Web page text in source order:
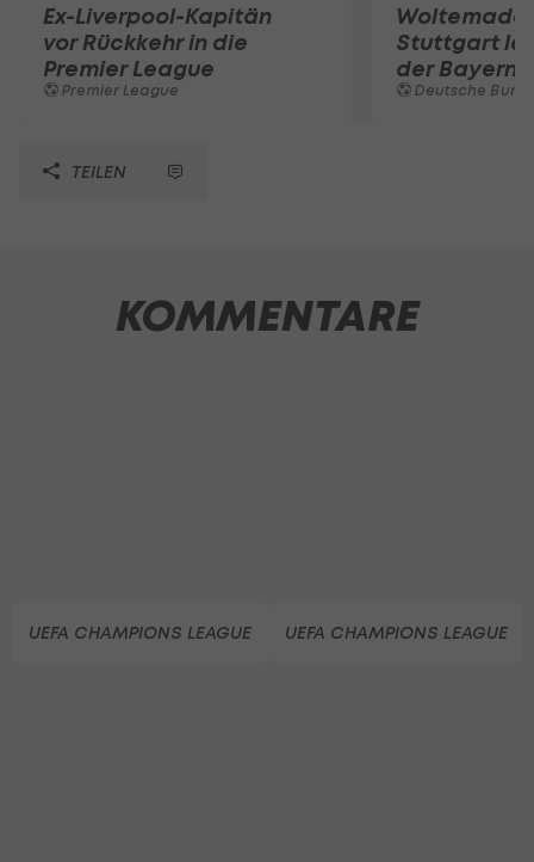
Ex-Liverpool-Kapitän
vor Rückkehr in die
Premier League
Premier League
Stuttgart
der Bayern
Deutsche
TEILEN
KOMMENTARE
UEFA CHAMPIONS LEAGUE UEFA CHAMPIONS LEAGUE